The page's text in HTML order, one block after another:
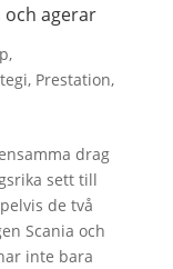
och agerar
,
, Prestation,
drag
sett till
de två
Scania och
inte bara